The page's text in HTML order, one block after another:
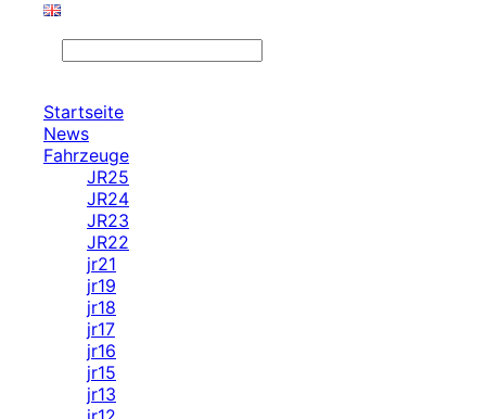
Startseite
News
Fahrzeuge
JR25
JR24
JR23
JR22
jr21
jr19
jr18
jr17
jr16
jr15
jr13